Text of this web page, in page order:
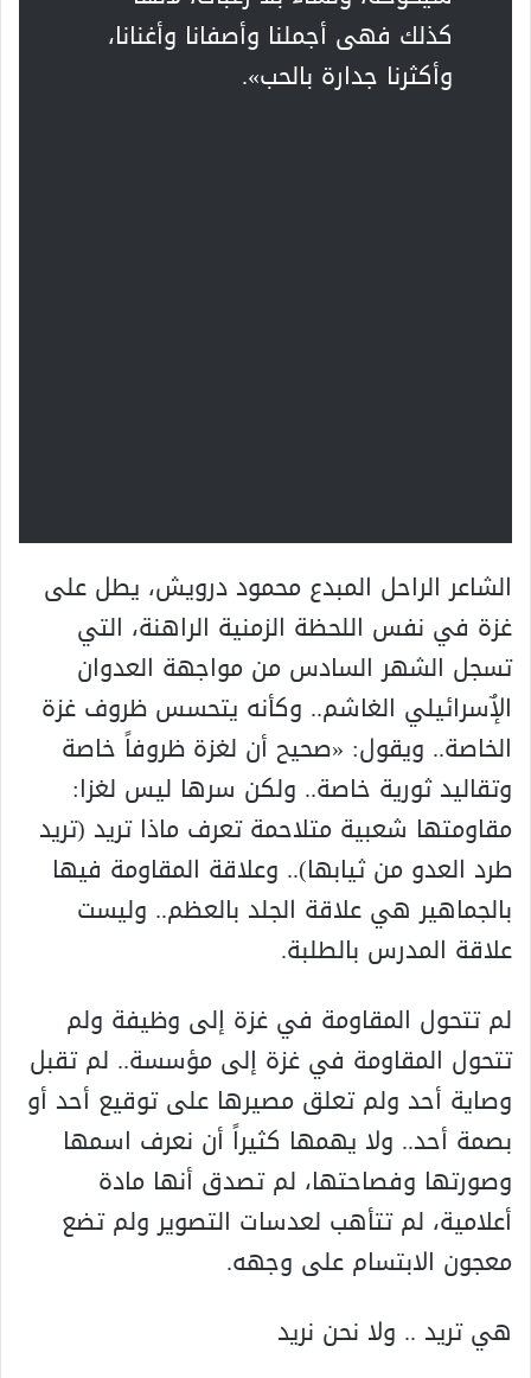
كذلك فهى أجملنا وأصفانا وأغنانا،
وأكثرنا جدارة بالحب».
الشاعر الراحل المبدع محمود درويش، يطل على
غزة في نفس اللحظة الزمنية الراهنة، التي
تسجل الشهر السادس من مواجهة العدوان
الإٌسرائيلي الغاشم.. وكأنه يتحسس ظروف غزة
الخاصة.. ويقول: «صحيح أن لغزة ظروفاً خاصة
وتقاليد ثورية خاصة.. ولکن سرها ليس لغزا:
مقاومتها شعبية متلاحمة تعرف ماذا تريد (تريد
طرد العدو من ثيابها).. وعلاقة المقاومة فيها
بالجماهير هي علاقة الجلد بالعظم.. وليست
علاقة المدرس بالطلبة.
لم تتحول المقاومة في غزة إلى وظيفة ولم
تتحول المقاومة في غزة إلى مؤسسة.. لم تقبل
وصاية أحد ولم تعلق مصيرها على توقيع أحد أو
بصمة أحد.. ولا يهمها کثيراً أن نعرف اسمها
وصورتها وفصاحتها، لم تصدق أنها مادة
أعلامية، لم تتأهب لعدسات التصوير ولم تضع
معجون الابتسام على وجهه.
هي تريد .. ولا نحن نريد